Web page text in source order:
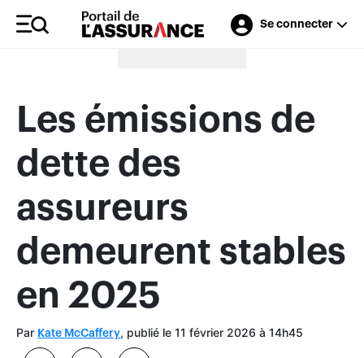
Se connecter
Merci à nos annonceurs
Les émissions de
dette des
assureurs
demeurent stables
en 2025
Par Kate McCaffery, publié le 11 février 2026 à 14h45